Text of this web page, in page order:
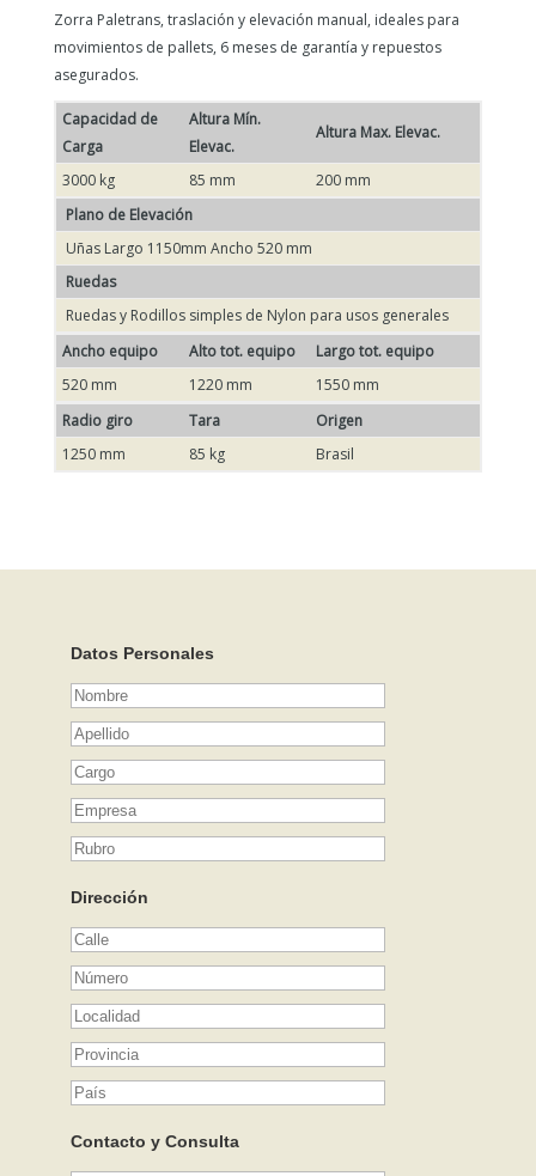
Zorra Paletrans, traslación y elevación manual, ideales para
movimientos de pallets, 6 meses de garantía y repuestos
asegurados.
Capacidad de
Carga
Altura Mín.
Elevac.
Altura Max. Elevac.
3000 kg 85 mm
200 mm
Plano de Elevación
Uñas Largo 1150mm Ancho 520 mm
Ruedas
Ruedas y Rodillos simples de Nylon para usos generales
Ancho equipo
Alto tot. equipo
Largo tot. equipo
520 mm
1220 mm
1550 mm
Radio giro
Tara
Origen
1250 mm
85 kg Brasil
Datos Personales
Dirección
Contacto y Consulta